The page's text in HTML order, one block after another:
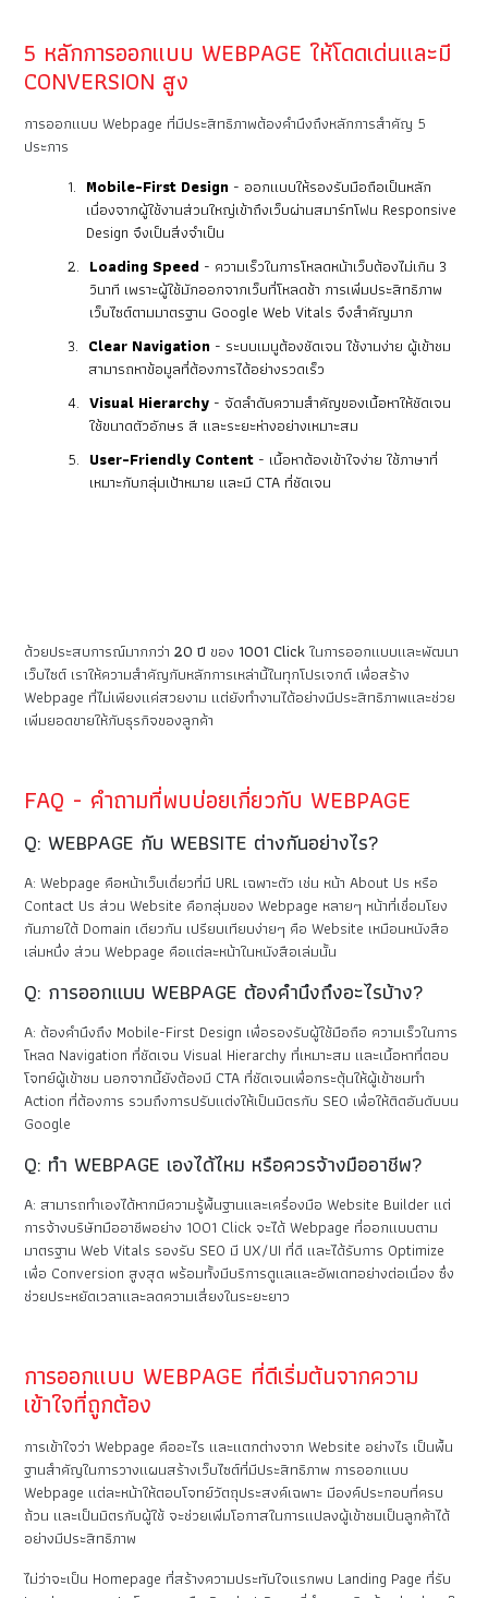
5 หลักการออกแบบ WEBPAGE ให้โดดเด่นและมี
CONVERSION สูง
การออกแบบ Webpage ที่มีประสิทธิภาพต้องคำนึงถึงหลักการสำคัญ 5
ประการ
Mobile-First Design - ออกแบบให้รองรับมือถือเป็นหลัก
เนื่องจากผู้ใช้งานส่วนใหญ่เข้าถึงเว็บผ่านสมาร์ทโฟน Responsive
Design จึงเป็นสิ่งจำเป็น
Loading Speed - ความเร็วในการโหลดหน้าเว็บต้องไม่เกิน 3
วินาที เพราะผู้ใช้มักออกจากเว็บที่โหลดช้า การเพิ่มประสิทธิภาพ
เว็บไซต์ตามมาตรฐาน Google Web Vitals จึงสำคัญมาก
Clear Navigation - ระบบเมนูต้องชัดเจน ใช้งานง่าย ผู้เข้าชม
สามารถหาข้อมูลที่ต้องการได้อย่างรวดเร็ว
Visual Hierarchy - จัดลำดับความสำคัญของเนื้อหาให้ชัดเจน
ใช้ขนาดตัวอักษร สี และระยะห่างอย่างเหมาะสม
User-Friendly Content - เนื้อหาต้องเข้าใจง่าย ใช้ภาษาที่
เหมาะกับกลุ่มเป้าหมาย และมี CTA ที่ชัดเจน
ด้วยประสบการณ์มากกว่า20 ปี ของ 1001 Clickในการออกแบบและพัฒนา
เว็บไซต์ เราให้ความสำคัญกับหลักการเหล่านี้ในทุกโปรเจกต์ เพื่อสร้าง
Webpage ที่ไม่เพียงแค่สวยงาม แต่ยังทำงานได้อย่างมีประสิทธิภาพและช่วย
เพิ่มยอดขายให้กับธุรกิจของลูกค้า
FAQ - คำถามที่พบบ่อยเกี่ยวกับ WEBPAGE
Q: WEBPAGE กับ WEBSITE ต่างกันอย่างไร?
A: Webpage คือหน้าเว็บเดี่ยวที่มี URL เฉพาะตัว เช่น หน้า About Us หรือ
Contact Us ส่วน Website คือกลุ่มของ Webpage หลายๆ หน้าที่เชื่อมโยง
กันภายใต้ Domain เดียวกัน เปรียบเทียบง่ายๆ คือ Website เหมือนหนังสือ
เล่มหนึ่ง ส่วน Webpage คือแต่ละหน้าในหนังสือเล่มนั้น
Q: การออกแบบ WEBPAGE ต้องคำนึงถึงอะไรบ้าง?
A: ต้องคำนึงถึง Mobile-First Design เพื่อรองรับผู้ใช้มือถือ ความเร็วในการ
โหลด Navigation ที่ชัดเจน Visual Hierarchy ที่เหมาะสม และเนื้อหาที่ตอบ
โจทย์ผู้เข้าชม นอกจากนี้ยังต้องมี CTA ที่ชัดเจนเพื่อกระตุ้นให้ผู้เข้าชมทำ
Action ที่ต้องการ รวมถึงการปรับแต่งให้เป็นมิตรกับ SEO เพื่อให้ติดอันดับบน
Google
Q: ทำ WEBPAGE เองได้ไหม หรือควรจ้างมืออาชีพ?
A: สามารถทำเองได้หากมีความรู้พื้นฐานและเครื่องมือ Website Builder แต่
การจ้างบริษัทมืออาชีพอย่าง 1001 Click จะได้ Webpage ที่ออกแบบตาม
มาตรฐาน Web Vitals รองรับ SEO มี UX/UI ที่ดี และได้รับการ Optimize
เพื่อ Conversion สูงสุด พร้อมทั้งมีบริการดูแลและอัพเดทอย่างต่อเนื่อง ซึ่ง
ช่วยประหยัดเวลาและลดความเสี่ยงในระยะยาว
การออกแบบ WEBPAGE ที่ดีเริ่มต้นจากความ
เข้าใจที่ถูกต้อง
การเข้าใจว่า Webpage คืออะไร และแตกต่างจาก Website อย่างไร เป็นพื้น
ฐานสำคัญในการวางแผนสร้างเว็บไซต์ที่มีประสิทธิภาพ การออกแบบ
Webpage แต่ละหน้าให้ตอบโจทย์วัตถุประสงค์เฉพาะ มีองค์ประกอบที่ครบ
ถ้วน และเป็นมิตรกับผู้ใช้ จะช่วยเพิ่มโอกาสในการแปลงผู้เข้าชมเป็นลูกค้าได้
อย่างมีประสิทธิภาพ
ไม่ว่าจะเป็น Homepage ที่สร้างความประทับใจแรกพบ Landing Page ที่รับ